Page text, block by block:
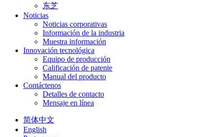
东芝
Noticias
Noticias corporativas
Información de la industria
Muestra información
Innovación tecnológica
Equipo de producción
Calificación de patente
Manual del producto
Contáctenos
Detalles de contacto
Mensaje en línea
简体中文
English